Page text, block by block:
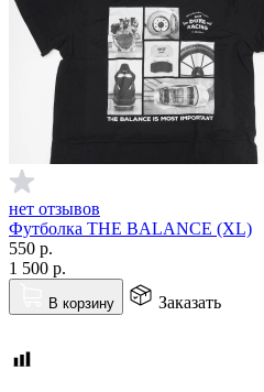
нет отзывов
Футболка THE BALANCE (XL)
550 р.
1 500 р.
В корзину Заказать